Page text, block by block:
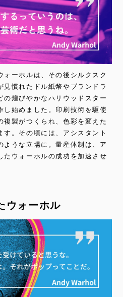
ォーホルは、その後シルクスク
見慣れたドル紙幣やブランドラ
の煌びやかなハリウッドスター
し始めました。印刷技術を駆使
複製がつくられ、色彩を変えた
。その頃には、アシスタント
ような立場に。量産体制は、ア
たウォーホルの成功を加速させ
ウォーホル